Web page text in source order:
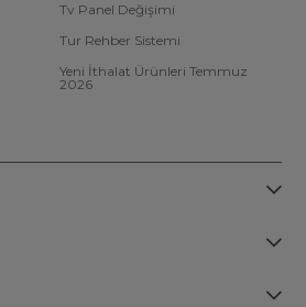
Tv Panel Değişimi
Tur Rehber Sistemi
Yeni İthalat Ürünleri Temmuz
2026